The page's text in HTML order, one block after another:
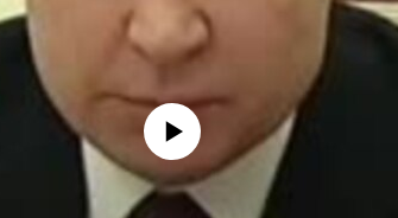
Айни дамда медиа-манба мавжуд эмас